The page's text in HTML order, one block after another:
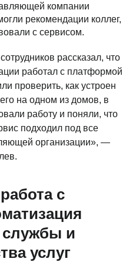
компании
рекомендации коллег,
с сервисом.
рассказал, что
работал с платформой
проверить, как устроен
на одном из домов, в
работу и поняли, что
подходил под все
организации», —
с
службы и
услуг